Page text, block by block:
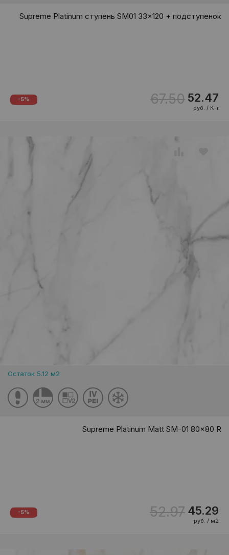
Supreme Platinum ступень SM01 33x120 + подступенок
-5% 67.50 52.47
руб. / К-т
Остаток 5.12 м2
Supreme Platinum Matt SM-01 80x80 R
-5% 52.97 45.29
руб. / м2